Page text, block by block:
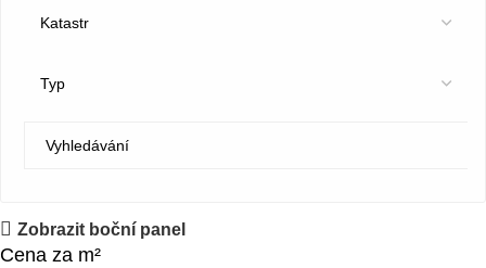
Zobrazit boční panel
Cena za m²